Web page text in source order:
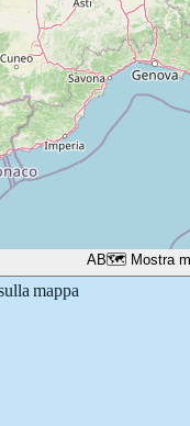
AB🗺️ Mostra
mappa